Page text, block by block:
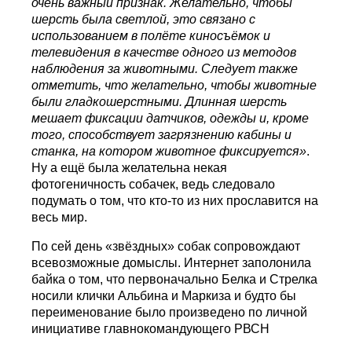
очень важный признак. Желательно, чтобы
шерсть была светлой, это связано с
использованием в полёте киносъёмок и
телевидения в качестве одного из методов
наблюдения за животными. Следует также
отметить, что желательно, чтобы животные
были гладкошерстными. Длинная шерсть
мешает фиксации датчиков, одежды и, кроме
того, способствует загрязнению кабины и
станка, на котором животное фиксируется».
Ну а ещё была желательна некая
фотогеничность собачек, ведь следовало
подумать о том, что кто-то из них прославится на
весь мир.
По сей день «звёздных» собак сопровождают
всевозможные домыслы. Интернет заполонила
байка о том, что первоначально Белка и Стрелка
носили клички Альбина и Маркиза и будто бы
переименование было произведено по личной
инициативе главнокомандующего РВСН